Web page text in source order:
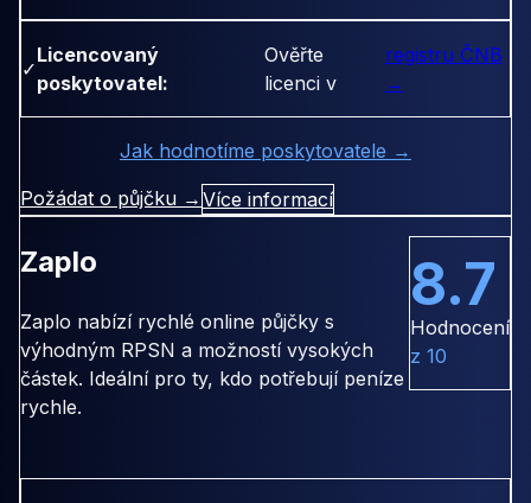
✓
Licencovaný
poskytovatel:
Ověřte
licenci v
registru ČNB
→
Jak hodnotíme poskytovatele →
Požádat o půjčku → Více informací
Zaplo
Zaplo nabízí rychlé online půjčky s
výhodným RPSN a možností vysokých
částek. Ideální pro ty, kdo potřebují peníze
rychle.
8.7
Hodnocení
z 10